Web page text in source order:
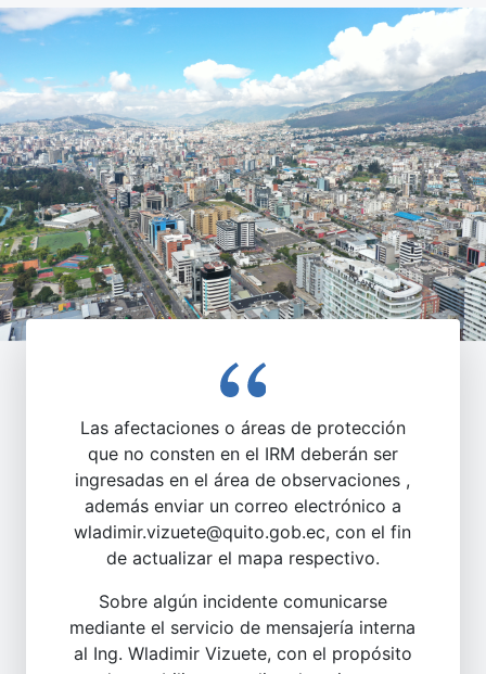
Las afectaciones o áreas de protección
que no consten en el IRM deberán ser
ingresadas en el área de observaciones ,
además enviar un correo electrónico a
wladimir.vizuete@quito.gob.ec, con el fin
de actualizar el mapa respectivo.
Sobre algún incidente comunicarse
mediante el servicio de mensajería interna
al Ing. Wladimir Vizuete, con el propósito